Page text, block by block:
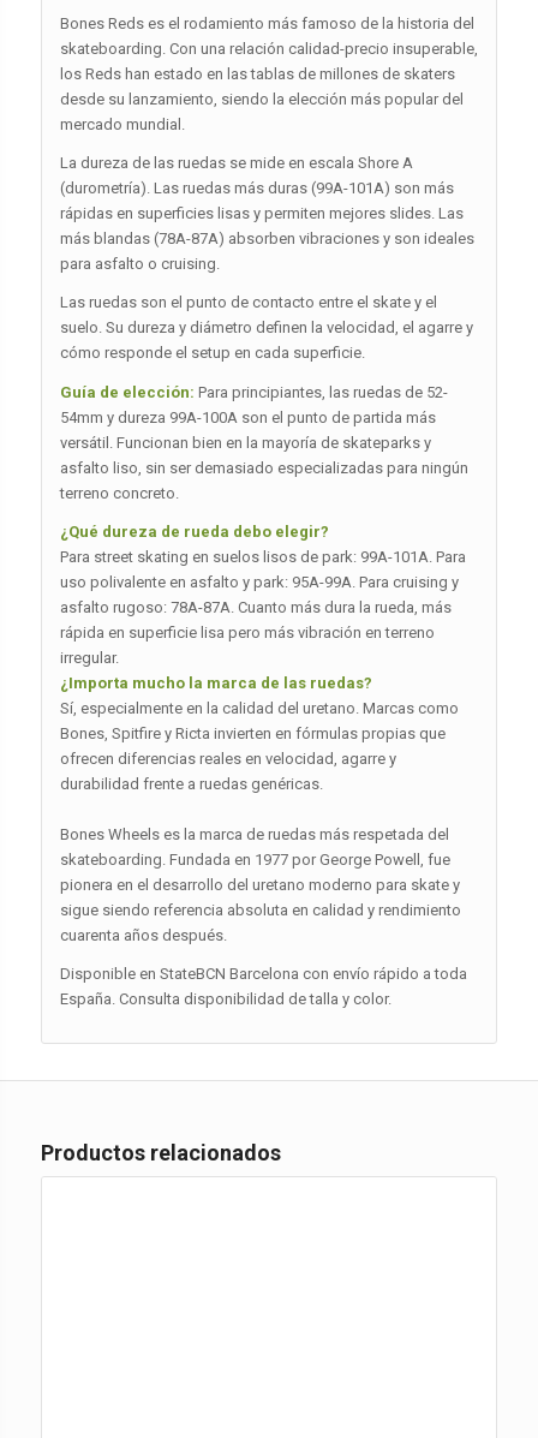
Bones Reds es el rodamiento más famoso de la historia del
skateboarding. Con una relación calidad-precio insuperable,
los Reds han estado en las tablas de millones de skaters
desde su lanzamiento, siendo la elección más popular del
mercado mundial.
La dureza de las ruedas se mide en escala Shore A
(durometría). Las ruedas más duras (99A-101A) son más
rápidas en superficies lisas y permiten mejores slides. Las
más blandas (78A-87A) absorben vibraciones y son ideales
para asfalto o cruising.
Las ruedas son el punto de contacto entre el skate y el
suelo. Su dureza y diámetro definen la velocidad, el agarre y
cómo responde el setup en cada superficie.
Guía de elección: Para principiantes, las ruedas de 52-
54mm y dureza 99A-100A son el punto de partida más
versátil. Funcionan bien en la mayoría de skateparks y
asfalto liso, sin ser demasiado especializadas para ningún
terreno concreto.
¿Qué dureza de rueda debo elegir?
Para street skating en suelos lisos de park: 99A-101A. Para
uso polivalente en asfalto y park: 95A-99A. Para cruising y
asfalto rugoso: 78A-87A. Cuanto más dura la rueda, más
rápida en superficie lisa pero más vibración en terreno
irregular.
¿Importa mucho la marca de las ruedas?
Sí, especialmente en la calidad del uretano. Marcas como
Bones, Spitfire y Ricta invierten en fórmulas propias que
ofrecen diferencias reales en velocidad, agarre y
durabilidad frente a ruedas genéricas.
Bones Wheels es la marca de ruedas más respetada del
skateboarding. Fundada en 1977 por George Powell, fue
pionera en el desarrollo del uretano moderno para skate y
sigue siendo referencia absoluta en calidad y rendimiento
cuarenta años después.
Disponible en StateBCN Barcelona con envío rápido a toda
España. Consulta disponibilidad de talla y color.
Productos relacionados